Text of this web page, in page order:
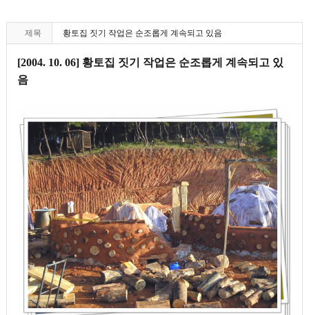
제목 황토집 짓기 작업은 순조롭게 계속되고 있음
[2004. 10. 06] 황토집 짓기 작업은 순조롭게 계속되고 있
음